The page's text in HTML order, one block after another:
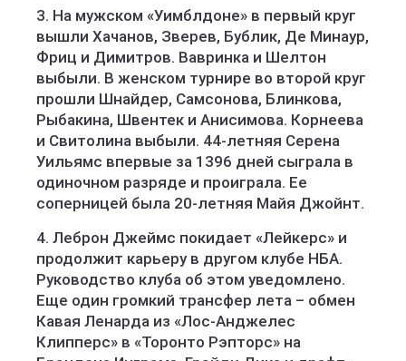
3. На мужском «Уимблдоне» в первый круг
вышли Хачанов, Зверев, Бублик, Де Минаур,
Фриц и Димитров. Вавринка и Шелтон
выбыли. В женском турнире во второй круг
прошли Шнайдер, Самсонова, Блинкова,
Рыбакина, Швентек и Анисимова. Корнеева
и Свитолина выбыли. 44-летняя Серена
Уильямс впервые за 1396 дней сыграла в
одиночном разряде и проиграла. Ее
соперницей была 20-летняя Майя Джойнт.
4. Леброн Джеймс покидает «Лейкерс» и
продолжит карьеру в другом клубе НБА.
Руководство клуба об этом уведомлено.
Еще один громкий трансфер лета – обмен
Кавая Ленарда из «Лос-Анджелес
Клипперс» в «Торонто Рэпторс» на